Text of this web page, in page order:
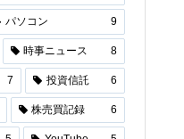
パソコン 9
時事ニュース 8
7 投資信託 6
株売買記録 6